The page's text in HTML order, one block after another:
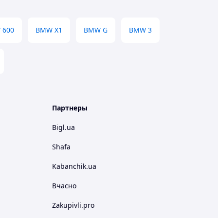
600 BMW X1 BMW G BMW 3
Партнеры
Bigl.ua
Shafa
Kabanchik.ua
Вчасно
Zakupivli.pro